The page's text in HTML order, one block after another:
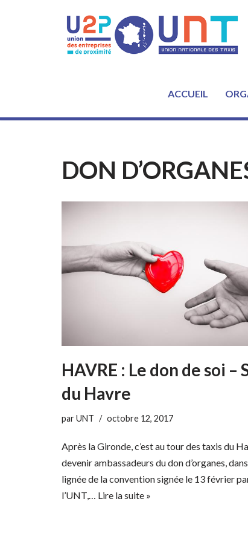
ACCUEIL
DON
HAVRE : Le don de soi –
du Havre
parUNT octobre 12, 2017
Après la Gironde, c’est au tour des taxis du
devenir ambassadeurs du don d’organes,
lignée de la convention signée le 13 février
l’UNT,… Lire la suite »